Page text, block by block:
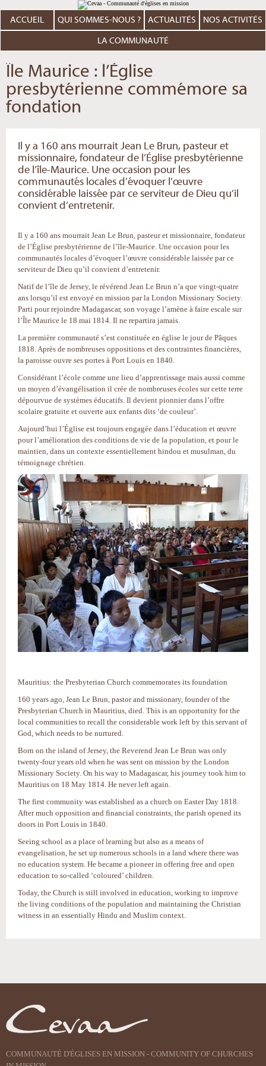
au
contenu.
Aller
personnels
ACCUEIL QUI SOMMES-NOUS ? ACTUALITÉS NOS ACTIVITÉS
LA COMMUNAUTÉ
Île Maurice : l’Église
presbytérienne commémore sa
fondation
Il y a 160 ans mourrait Jean Le Brun, pasteur et
missionnaire, fondateur de l’Église presbytérienne
de l’île-Maurice. Une occasion pour les
communautés locales d’évoquer l’œuvre
considérable laissée par ce serviteur de Dieu qu’il
convient d’entretenir.
Il y a 160 ans mourrait Jean Le Brun, pasteur et missionnaire, fondateur
de l’Église presbytérienne de l’île-Maurice. Une occasion pour les
communautés locales d’évoquer l’œuvre considérable laissée par ce
serviteur de Dieu qu’il convient d’entretenir.
Natif de l’île de Jersey, le révérend Jean Le Brun n’a que vingt-quatre
ans lorsqu’il est envoyé en mission par la London Missionary Society.
Parti pour rejoindre Madagascar, son voyage l’amène à faire escale sur
l’Île Maurice le 18 mai 1814. Il ne repartira jamais.
La première communauté s’est constituée en église le jour de Pâques
1818. Après de nombreuses oppositions et des contraintes financières,
la paroisse ouvre ses portes à Port Louis en 1840.
Considérant l’école comme une lieu d’apprentissage mais aussi comme
un moyen d’évangélisation il crée de nombreuses écoles sur cette terre
dépourvue de systèmes éducatifs. Il devient pionnier dans l’offre
scolaire gratuite et ouverte aux enfants dits ‘de couleur’.
Aujourd’hui l’Église est toujours engagée dans l’éducation et œuvre
pour l’amélioration des conditions de vie de la population, et pour le
maintien, dans un contexte essentiellement hindou et musulman, du
témoignage chrétien.
Mauritius: the Presbyterian Church commemorates its foundation
160 years ago, Jean Le Brun, pastor and missionary, founder of the
Presbyterian Church in Mauritius, died. This is an opportunity for the
local communities to recall the considerable work left by this servant of
God, which needs to be nurtured.
Born on the island of Jersey, the Reverend Jean Le Brun was only
twenty-four years old when he was sent on mission by the London
Missionary Society. On his way to Madagascar, his journey took him to
Mauritius on 18 May 1814. He never left again.
The first community was established as a church on Easter Day 1818.
After much opposition and financial constraints, the parish opened its
doors in Port Louis in 1840.
Seeing school as a place of learning but also as a means of
evangelisation, he set up numerous schools in a land where there was
no education system. He became a pioneer in offering free and open
education to so-called ‘coloured’ children.
Today, the Church is still involved in education, working to improve
the living conditions of the population and maintaining the Christian
witness in an essentially Hindu and Muslim context.
document
COMMUNAUTÉ D'ÉGLISES EN MISSION - COMMUNITY OF CHURCHES